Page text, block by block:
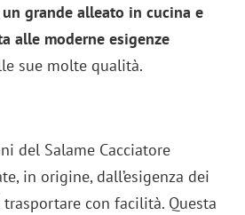
un grande alleato in cucina e
alle moderne esigenze
sue molte qualità.
del Salame Cacciatore
in origine, dall’esigenza dei
con facilità. Questa